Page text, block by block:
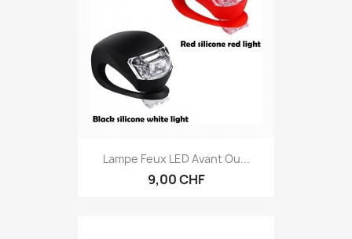
Lampe Feux LED Avant Ou...
9,00 CHF